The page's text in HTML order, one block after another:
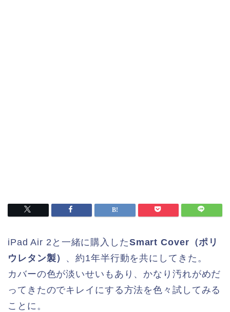
iPad Air 2と一緒に購入したSmart Cover（ポリ
ウレタン製） 、約1年半行動を共にしてきた。
カバーの色が淡いせいもあり、かなり汚れがめだ
ってきたのでキレイにする方法を色々試してみる
ことに。